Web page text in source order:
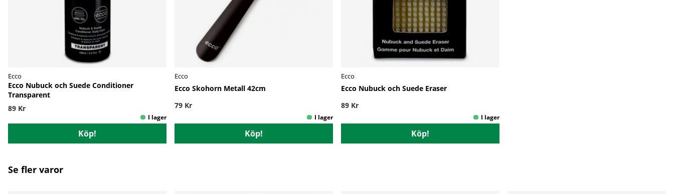
Ecco
Ecco Nubuck och Suede Conditioner
Transparent
89 Kr
Köp!
Ecco
Ecco Skohorn Metall 42cm
79 Kr
Köp!
Ecco
Ecco Nubuck och Suede Eraser
89 Kr
Köp!
Se fler varor